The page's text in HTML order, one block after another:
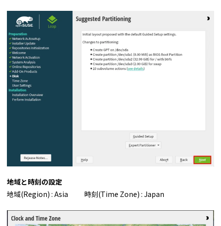
地域と時刻の設定
地域(Region) : Asia 時刻(Time Zone) : Japan